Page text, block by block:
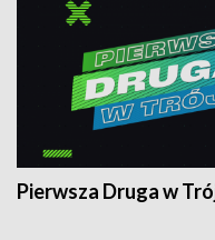
Pierwsza Druga w